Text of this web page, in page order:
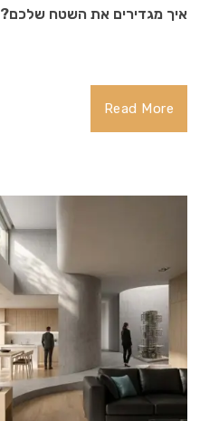
איך מגדירים את השטח שלכם?
Read More